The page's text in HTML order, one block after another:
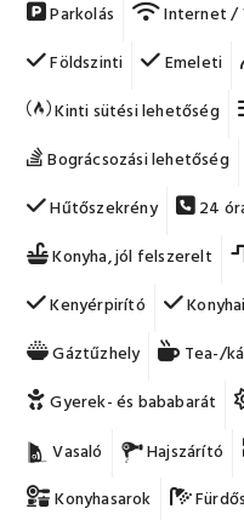
Parkolás
Internet /
Földszinti
Emeleti
Kinti sütési lehetőség
Bográcsozási lehetőség
Hűtőszekrény
24
Konyha, jól felszerelt
Kenyérpirító
Gáztűzhely
Tea-/
Gyerek- és bababarát
Vasaló
Hajszárító
Konyhasarok